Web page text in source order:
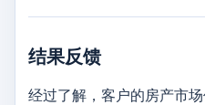
结果反馈
经过了解，客户的房产市